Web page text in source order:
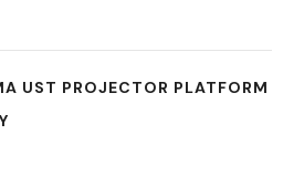
UST PROJECTOR PLATFORM